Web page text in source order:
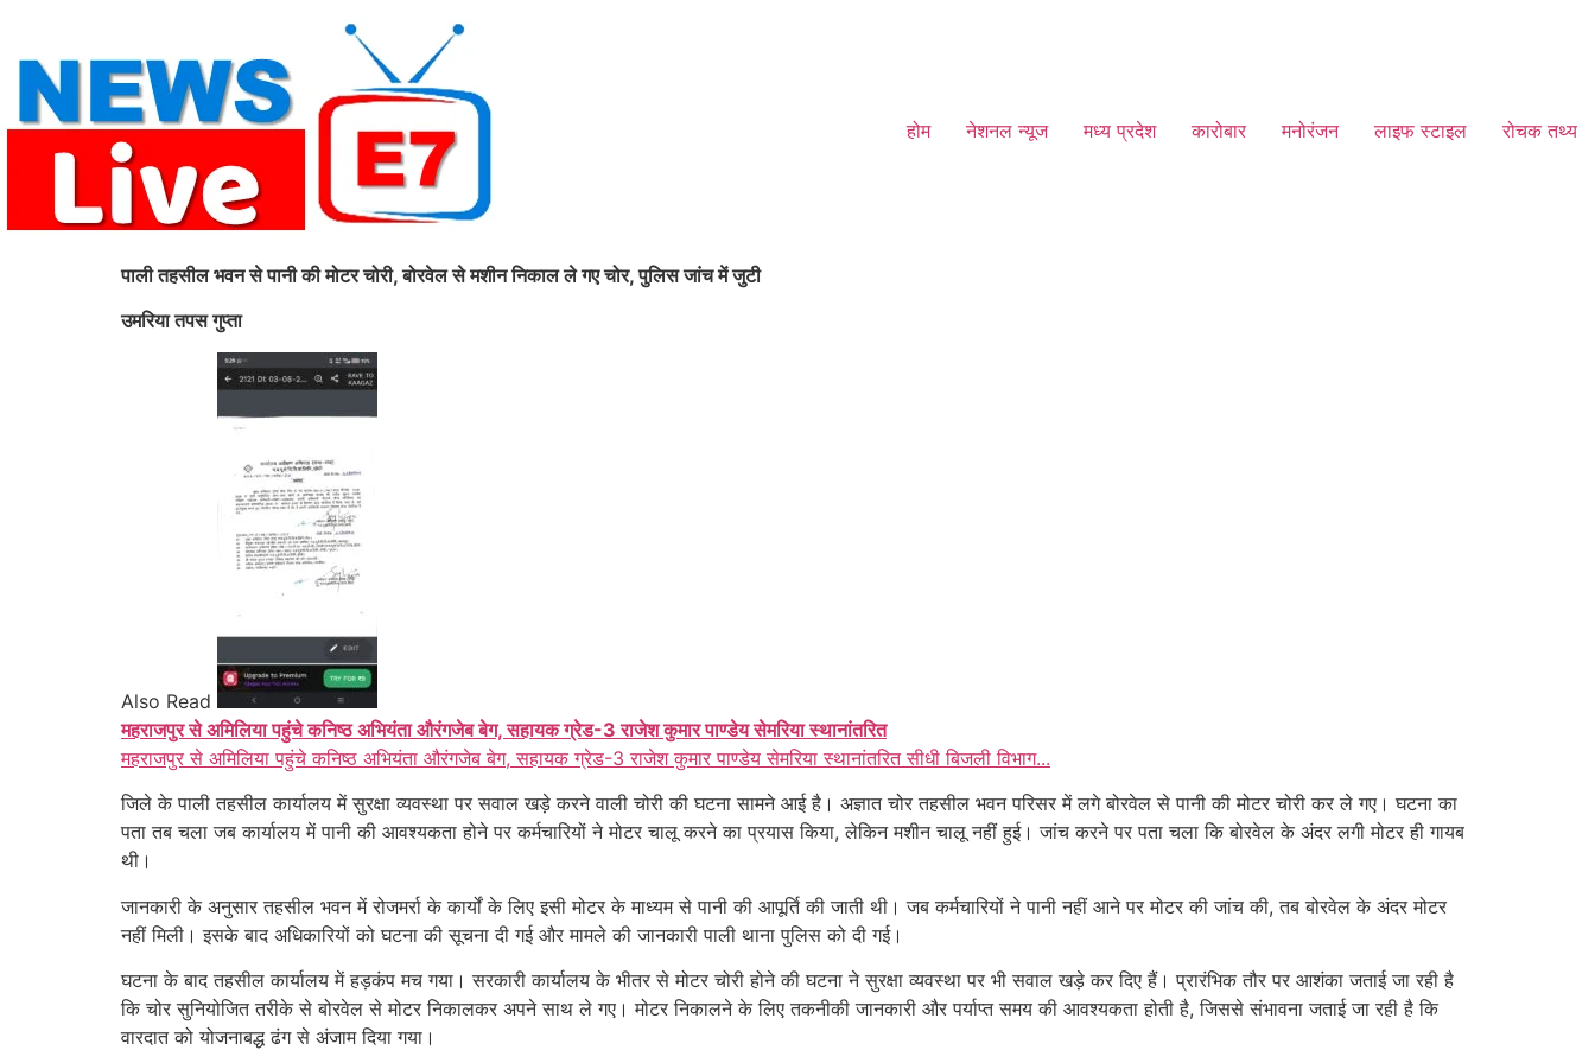
content
होम नेशनल न्यूज मध्य प्रदेश कारोबार मनोरंजन लाइफ स्टाइल रोचक तथ्य
पाली तहसील भवन से पानी की मोटर चोरी, बोरवेल से मशीन निकाल ले गए चोर, पुलिस जांच में जुटी
उमरिया तपस गुप्ता
Also Read
महराजपुर से अमिलिया पहुंचे कनिष्ठ अभियंता औरंगजेब बेग, सहायक ग्रेड-3 राजेश कुमार पाण्डेय सेमरिया स्थानांतरित
महराजपुर से अमिलिया पहुंचे कनिष्ठ अभियंता औरंगजेब बेग, सहायक ग्रेड-3 राजेश कुमार पाण्डेय सेमरिया स्थानांतरित सीधी बिजली विभाग...
जिले के पाली तहसील कार्यालय में सुरक्षा व्यवस्था पर सवाल खड़े करने वाली चोरी की घटना सामने आई है। अज्ञात चोर तहसील भवन परिसर में लगे बोरवेल से पानी की मोटर चोरी कर ले गए। घटना का
पता तब चला जब कार्यालय में पानी की आवश्यकता होने पर कर्मचारियों ने मोटर चालू करने का प्रयास किया, लेकिन मशीन चालू नहीं हुई। जांच करने पर पता चला कि बोरवेल के अंदर लगी मोटर ही गायब
थी।
जानकारी के अनुसार तहसील भवन में रोजमर्रा के कार्यों के लिए इसी मोटर के माध्यम से पानी की आपूर्ति की जाती थी। जब कर्मचारियों ने पानी नहीं आने पर मोटर की जांच की, तब बोरवेल के अंदर मोटर
नहीं मिली। इसके बाद अधिकारियों को घटना की सूचना दी गई और मामले की जानकारी पाली थाना पुलिस को दी गई।
घटना के बाद तहसील कार्यालय में हड़कंप मच गया। सरकारी कार्यालय के भीतर से मोटर चोरी होने की घटना ने सुरक्षा व्यवस्था पर भी सवाल खड़े कर दिए हैं। प्रारंभिक तौर पर आशंका जताई जा रही है
कि चोर सुनियोजित तरीके से बोरवेल से मोटर निकालकर अपने साथ ले गए। मोटर निकालने के लिए तकनीकी जानकारी और पर्याप्त समय की आवश्यकता होती है, जिससे संभावना जताई जा रही है कि
वारदात को योजनाबद्ध ढंग से अंजाम दिया गया।